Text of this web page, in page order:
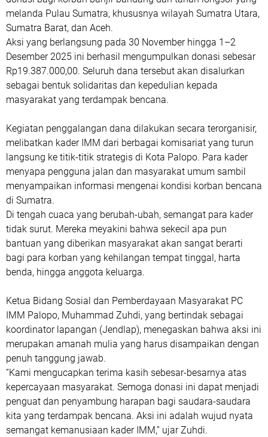
melanda Pulau Sumatra, khususnya wilayah Sumatra Utara,
Sumatra Barat, dan Aceh.
Aksi yang berlangsung pada 30 November hingga 1–2
Desember 2025 ini berhasil mengumpulkan donasi sebesar
Rp19.387.000,00. Seluruh dana tersebut akan disalurkan
sebagai bentuk solidaritas dan kepedulian kepada
masyarakat yang terdampak bencana.
Kegiatan penggalangan dana dilakukan secara terorganisir,
melibatkan kader IMM dari berbagai komisariat yang turun
langsung ke titik-titik strategis di Kota Palopo. Para kader
menyapa pengguna jalan dan masyarakat umum sambil
menyampaikan informasi mengenai kondisi korban bencana
di Sumatra.
Di tengah cuaca yang berubah-ubah, semangat para kader
tidak surut. Mereka meyakini bahwa sekecil apa pun
bantuan yang diberikan masyarakat akan sangat berarti
bagi para korban yang kehilangan tempat tinggal, harta
benda, hingga anggota keluarga.
Ketua Bidang Sosial dan Pemberdayaan Masyarakat PC
IMM Palopo, Muhammad Zuhdi, yang bertindak sebagai
koordinator lapangan (Jendlap), menegaskan bahwa aksi ini
merupakan amanah mulia yang harus disampaikan dengan
penuh tanggung jawab.
“Kami mengucapkan terima kasih sebesar-besarnya atas
kepercayaan masyarakat. Semoga donasi ini dapat menjadi
penguat dan penyambung harapan bagi saudara-saudara
kita yang terdampak bencana. Aksi ini adalah wujud nyata
semangat kemanusiaan kader IMM,” ujar Zuhdi.